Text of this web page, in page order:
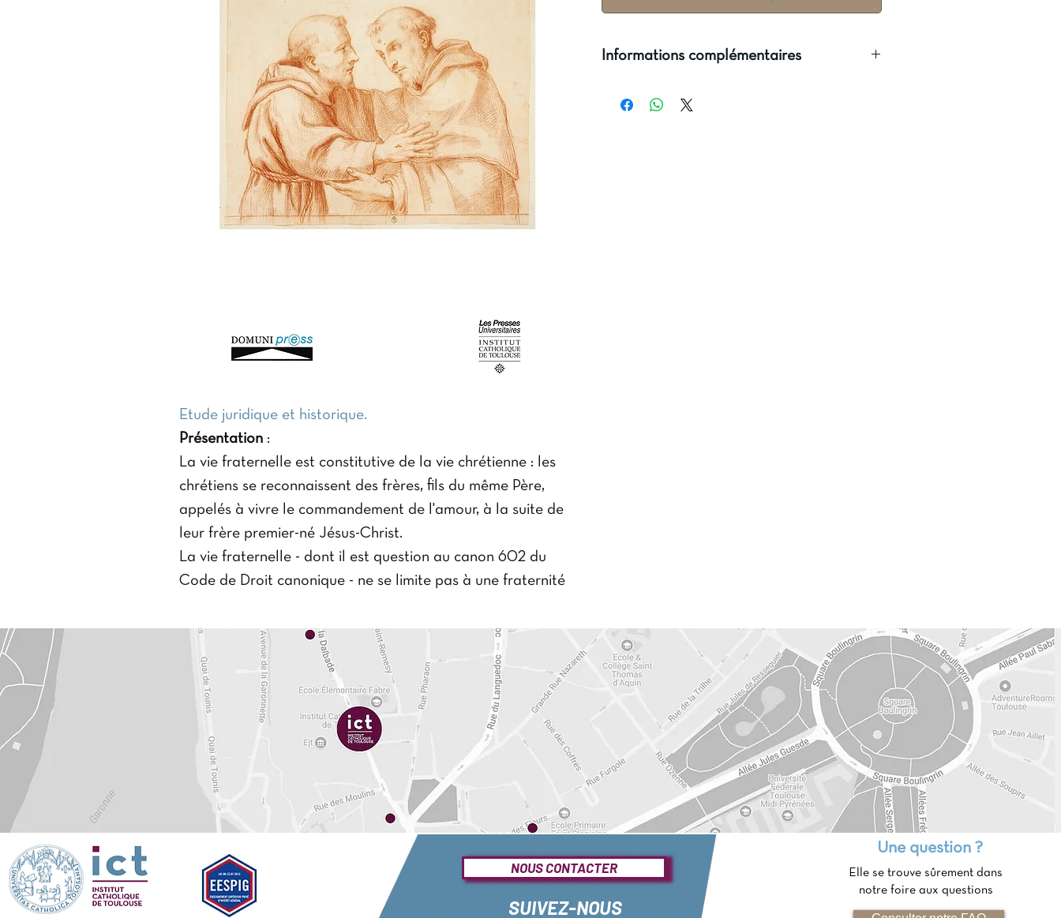
Etude juridique et historique.
Présentation :
La vie fraternelle est constitutive de la vie chrétienne : les
chrétiens se reconnaissent des frères, fils du même Père,
appelés à vivre le commandement de l'amour, à la suite de
leur frère premier-né Jésus-Christ.
La vie fraternelle - dont il est question au canon 602 du
Code de Droit canonique - ne se limite pas à une fraternité
dimension institutionnelle, au service du charisme commun
et d'une certaine communion de biens.
Cette étude a pour but de nous conduire à la juste
interprétation du canon 602. Qui lira attentivement cet
ouvrage, en tirera un vrai et grand bénéfice.
Cardinal Velasio De Paolis, c.s
Nilson LEAL de SÁ
est prêtre de la Communauté des
Béatitudes, où il exerce différents services dans le
gouvernement et la formation. Il enseigne à l'Institut
Catholique de Toulouse et assume plusieurs offices pour
l'archidiocèse, notamment à l'Officialité.
Informations complémentaires
Editeur(s) : Presses universitaires de l'ICT,
NOUS CONTACTER
SUIVEZ-NOUS
Une question ?
Elle se trouve sûrement dans
notre foire aux questions